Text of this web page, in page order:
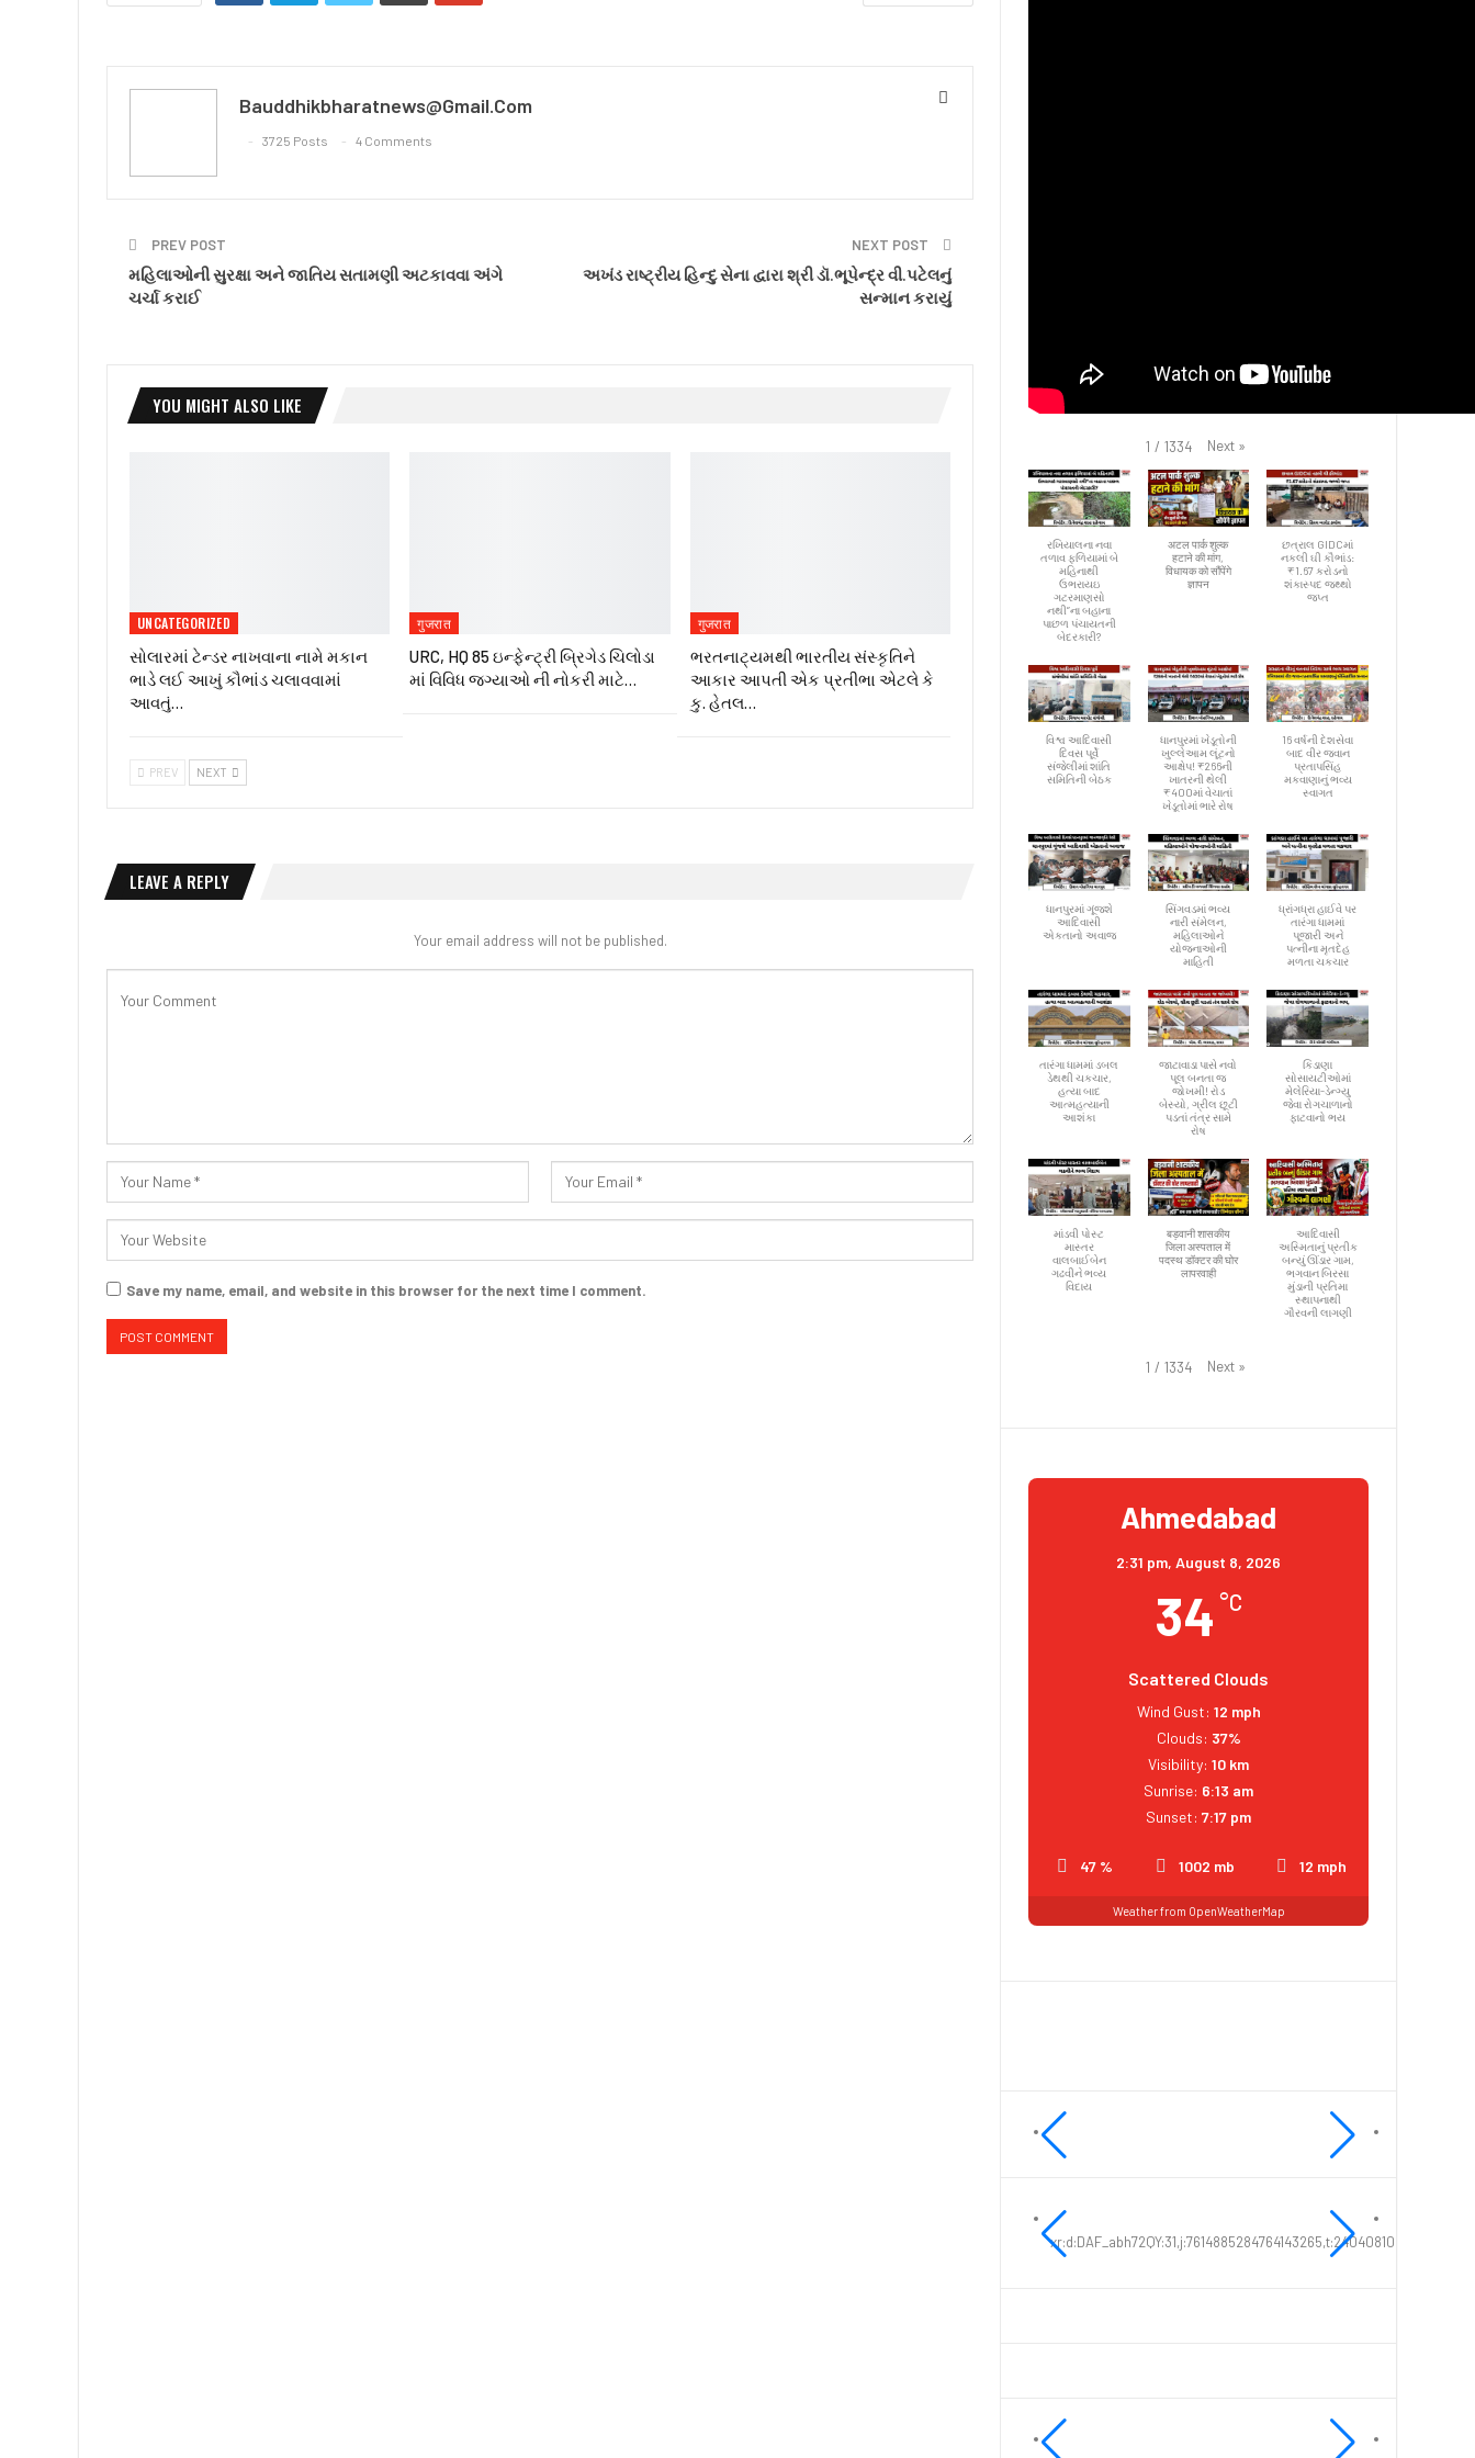
Bauddhikbharatnews@gmail.com
3725 Posts 4 Comments
PREV POST
મહિલાઓની સુરક્ષા અને જાતિય સતામણી અટકાવવા અંગે
ચર્ચા કરાઈ
NEXT POST
અખંડ રાષ્ટ્રીય હિન્દુ સેના દ્વારા શ્રી ડૉ.ભૂપેન્દ્ર વી.પટેલનું
સન્માન કરાયું
YOU MIGHT ALSO LIKE
UNCATEGORIZED
સોલારમાં ટેન્ડર નાખવાના નામે મકાન
ભાડે લઈ આખું કૌભાંડ ચલાવવામાં
આવતું…
गुजरात
URC, HQ 85 ઇન્ફેન્ટ્રી બ્રિગેડ ચિલોડા
માં વિવિધ જગ્યાઓ ની નોકરી માટે…
गुजरात
ભરતનાટ્યમથી ભારતીય સંસ્કૃતિને
આકાર આપતી એક પ્રતીભા એટલે કે‌
કુ. હેતલ…
PREV NEXT
LEAVE A REPLY
Your email address will not be published.
Save my name, email, and website in this browser for the next time I comment.
1 / 1334 Next »
રખિયાલના નવા
તળાવ ફળિયામાં બે
મહિનાથી
ઉભરાયઇ
ગટરમાણસો
નથી”ના બહાના
પાછળ પંચાયતની
બેદરકારી?
अटल पार्क शुल्क
हटाने की मांग,
विधायक को सौंपेंगे
ज्ञापन
છત્રાલ GIDCમાં
નકલી ઘી કૌભાંડ:
₹1.67 કરોડનો
શંકાસ્પદ જથ્થો
જપ્ત
વિશ્વ આદિવાસી
દિવસ પૂર્વે
સંજેલીમાં શાંતિ
સમિતિની બેઠક
ધાનપુરમાં ખેડૂતોની
ખુલ્લેઆમ લૂંટનો
આક્ષેપ! ₹266ની
ખાતરની થેલી
₹400માં વેચાતાં
ખેડૂતોમાં ભારે રોષ
16 વર્ષની દેશસેવા
બાદ વીર જવાન
પ્રતાપસિંહ
મકવાણાનું ભવ્ય
સ્વાગત
ધાનપુરમાં ગૂંજશે
આદિવાસી
એકતાનો અવાજ
સિંગવડમાં ભવ્ય
નારી સંમેલન,
મહિલાઓને
યોજનાઓની
માહિતી
ધ્રાંગધ્રા હાઈવે પર
તારંગા ધામમાં
પૂજારી અને
પત્નીના મૃતદેહ
મળતા ચકચાર
તારંગા ધામમાં ડબલ
ડેથથી ચકચાર,
હત્યા બાદ
આત્મહત્યાની
આશંકા
જાટાવાડા પાસે નવો
પૂલ બનતા જ
જોખમી! રોડ
બેસ્યો, ગ્રીલ છૂટી
પડતાં તંત્ર સામે
રોષ
કિડાણા
સોસાયટીઓમાં
મેલેરિયા-ડેન્ગ્યુ
જેવા રોગચાળાનો
ફાટવાનો ભય
માંડવી પોસ્ટ
માસ્તર
વાલબાઈબેન
ગઢવીને ભવ્ય
વિદાય
बड़वानी शासकीय
जिला अस्पताल में
पदस्थ डॉक्टर की घोर
लापरवाही
આદિવાસી
અસ્મિતાનું પ્રતીક
બન્યું ઊંડાર ગામ,
ભગવાન બિરસા
મુંડાની પ્રતિમા
સ્થાપનાથી
ગૌરવની લાગણી
1 / 1334 Next »
Ahmedabad
2:31 pm, August 8, 2026
34 °C
Scattered Clouds
47 % 1002 mb 12 mph
Wind Gust: 12 mph
Clouds: 37%
Visibility: 10 km
Sunrise: 6:13 am
Sunset: 7:17 pm
Weather from OpenWeatherMap
xr:d:DAF_abh72QY:31,j:7614885284764143265,t:24040810